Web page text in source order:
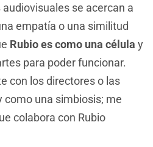
se acercan a
empatía o una similitud
Rubio es como una célula y
para poder funcionar.
con los directores o las
como una simbiosis; me
colabora con Rubio